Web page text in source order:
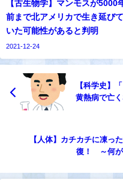
【古生物学】マンモスが5000
前まで北アメリカで生き延びて
いた可能性があると判明
2021-12-24
【科学史】
黄熱病で亡
【人体】カチカチに凍っ
復！ ～何が